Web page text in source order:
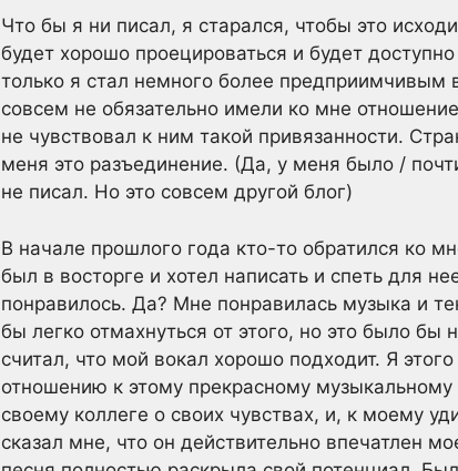
Что бы я ни писал, я старался, чтобы это
будет хорошо проецироваться и будет
только я стал немного более предприимчивым
совсем не обязательно имели ко мне
не чувствовал к ним такой привязанности.
меня это разъединение. (Да, у меня было /
не писал. Но это совсем другой блог)
В начале прошлого года кто-то обратился ко
был в восторге и хотел написать и спеть для
понравилось. Да? Мне понравилась музыка и
бы легко отмахнуться от этого, но это было
считал, что мой вокал хорошо подходит. Я
отношению к этому прекрасному музыкальному
своему коллеге о своих чувствах, и, к моему
сказал мне, что он действительно впечатлен